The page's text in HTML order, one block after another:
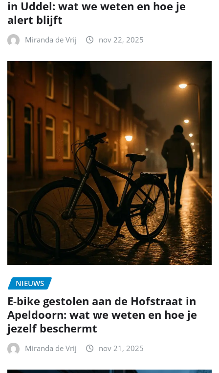
in Uddel: wat we weten en hoe je
alert blijft
Miranda de Vrij nov 22, 2025
NIEUWS
E-bike gestolen aan de Hofstraat in
Apeldoorn: wat we weten en hoe je
jezelf beschermt
Miranda de Vrij nov 21, 2025